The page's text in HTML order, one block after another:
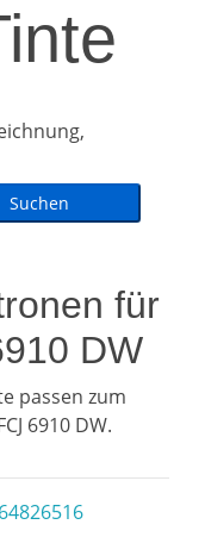
für
DW
passen zum
6910 DW.